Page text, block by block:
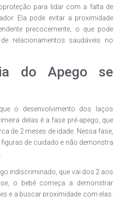
para lidar com a falta de
Ela pode evitar a proximidade
precocemente, o que pode
relacionamentos saudáveis no
do Apego se
o desenvolvimento dos laços
delas é a fase pré-apego, que
de 2 meses de idade. Nessa fase,
de cuidado e não demonstra
indiscriminado, que vai dos 2 aos
o bebê começa a demonstrar
e a buscar proximidade com elas.